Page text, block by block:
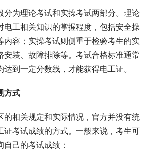
分为理论考试和实操考试两部分。理论
电工相关知识的掌握程度，包括安全操
内容；实操考试则侧重于检验考生的实
安装、故障排除等。考试合格标准通常
到一定分数线，才能获得电工证。
方式
的相关规定和实际情况，官方并没有统
证考试成绩的方式。一般来说，考生可
己的考试成绩：